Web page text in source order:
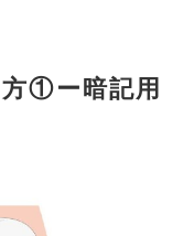
①ー暗記用